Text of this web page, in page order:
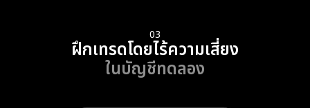
03
ฝึกเทรดโดยไร้ความเสี่ยง
ในบัญชีทดลอง